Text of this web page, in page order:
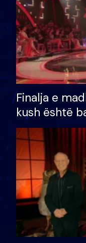
Finalja e
kush është
shtëpinë
të fituar